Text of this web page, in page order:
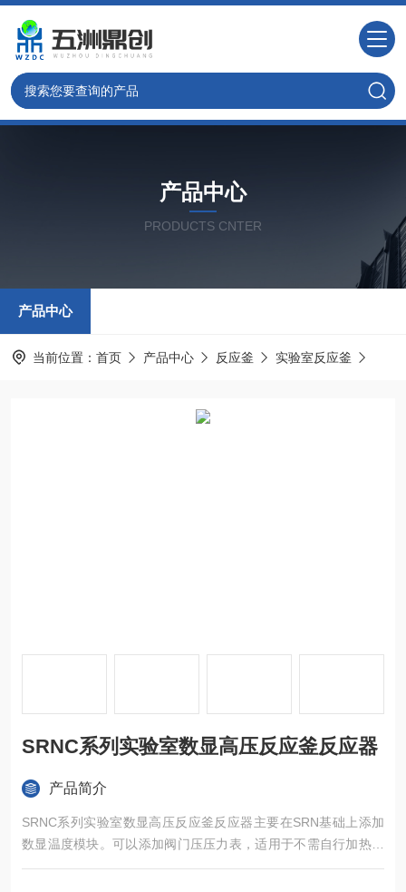
产品中心
PRODUCTS CNTER
产品中心
当前位置： 首页 产品中心 反应釜 实验室反应釜
SRNC系列实验室数显高压反应釜反应器
产品简介
SRNC系列实验室数显高压反应釜反应器主要在SRN基础上添加
数显温度模块。可以添加阀门压压力表，适用于不需自行加热或
放置于水浴油浴的的反应。应用于化工和材料研究中不需要搅拌